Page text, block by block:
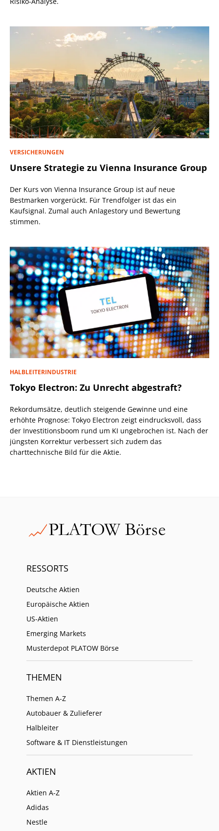
VERSICHERUNGEN
Unsere Strategie zu Vienna Insurance Group
Der Kurs von Vienna Insurance Group ist auf neue
Bestmarken vorgerückt. Für Trendfolger ist das ein
Kaufsignal. Zumal auch Anlagestory und Bewertung
stimmen.
HALBLEITERINDUSTRIE
Tokyo Electron: Zu Unrecht abgestraft?
Rekordumsätze, deutlich steigende Gewinne und eine
erhöhte Prognose: Tokyo Electron zeigt eindrucksvoll, dass
der Investitionsboom rund um KI ungebrochen ist. Nach der
jüngsten Korrektur verbessert sich zudem das
charttechnische Bild für die Aktie.
RESSORTS
Deutsche Aktien
Europäische Aktien
US-Aktien
Emerging Markets
Musterdepot PLATOW Börse
THEMEN
Themen A-Z
Autobauer & Zulieferer
Halbleiter
Software & IT Dienstleistungen
AKTIEN
Aktien A-Z
Adidas
Nestle